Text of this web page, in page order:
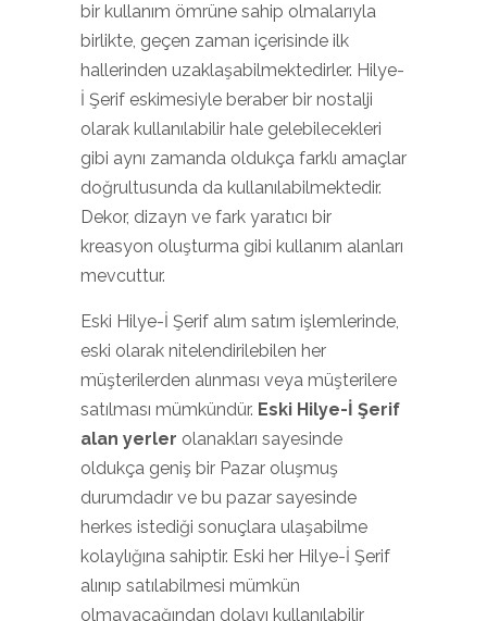
bir kullanım ömrüne sahip olmalarıyla
birlikte, geçen zaman içerisinde ilk
hallerinden uzaklaşabilmektedirler. Hilye-
İ Şerif eskimesiyle beraber bir nostalji
olarak kullanılabilir hale gelebilecekleri
gibi aynı zamanda oldukça farklı amaçlar
doğrultusunda da kullanılabilmektedir.
Dekor, dizayn ve fark yaratıcı bir
kreasyon oluşturma gibi kullanım alanları
mevcuttur.
Eski Hilye-İ Şerif alım satım işlemlerinde,
eski olarak nitelendirilebilen her
müşterilerden alınması veya müşterilere
satılması mümkündür. Eski Hilye-İ Şerif
alan yerler olanakları sayesinde
oldukça geniş bir Pazar oluşmuş
durumdadır ve bu pazar sayesinde
herkes istediği sonuçlara ulaşabilme
kolaylığına sahiptir. Eski her Hilye-İ Şerif
alınıp satılabilmesi mümkün
olmayacağından dolayı kullanılabilir